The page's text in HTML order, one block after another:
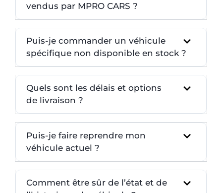
vendus par MPRO CARS ?
Puis-je commander un véhicule
spécifique non disponible en stock ?
Quels sont les délais et options
de livraison ?
Puis-je faire reprendre mon
véhicule actuel ?
Comment être sûr de l’état et de